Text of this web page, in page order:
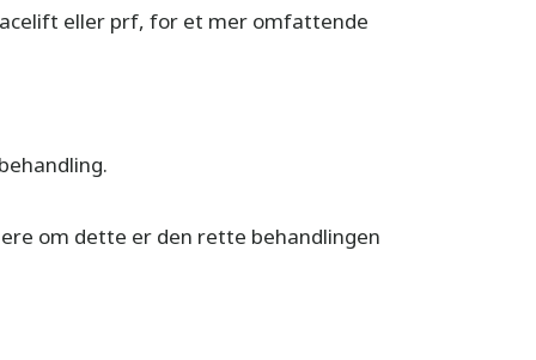
eller prf, for et mer omfattende
om dette er den rette behandlingen